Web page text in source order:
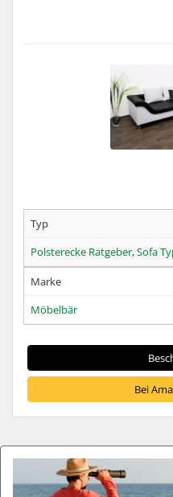
Typ
Polsterecke Ratgeber,Sofa
Marke
Möbelbär
Bei